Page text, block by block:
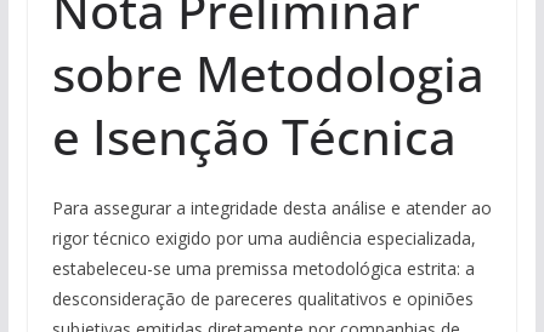
sobre Metodologia
e Isenção Técnica
Para assegurar a integridade desta análise e atender ao
rigor técnico exigido por uma audiência especializada,
estabeleceu-se uma premissa metodológica estrita: a
desconsideração de pareceres qualitativos e opiniões